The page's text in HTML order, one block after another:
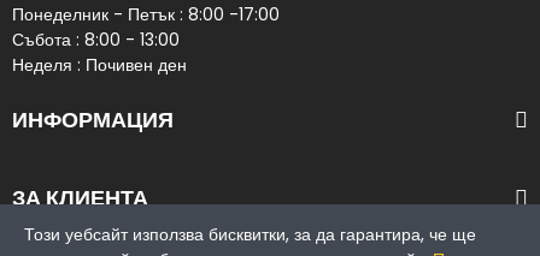
Понеделник - Петък : 8:00 -17:00
Събота : 8:00 - 13:00
Неделя : Почивен ден
ИНФОРМАЦИЯ
ЗА КЛИЕНТА
Този уебсайт използва бисквитки, за да гарантира, че ще